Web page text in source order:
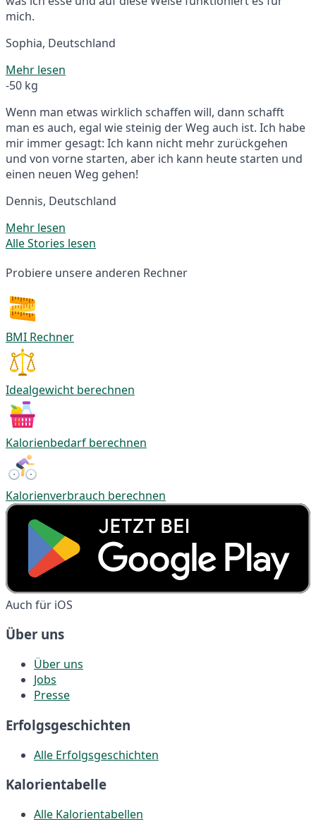
mich.
Sophia, Deutschland
Mehr lesen
-50 kg
Wenn man etwas wirklich schaffen will, dann schafft
man es auch, egal wie steinig der Weg auch ist. Ich habe
mir immer gesagt: Ich kann nicht mehr zurückgehen
und von vorne starten, aber ich kann heute starten und
einen neuen Weg gehen!
Dennis, Deutschland
Mehr lesen
Alle Stories lesen
Probiere unsere anderen Rechner
BMI Rechner
Idealgewicht berechnen
Kalorienbedarf berechnen
Kalorienverbrauch berechnen
Auch für iOS
Über uns
Über uns
Jobs
Presse
Erfolgsgeschichten
Alle Erfolgsgeschichten
Kalorientabelle
Alle Kalorientabellen